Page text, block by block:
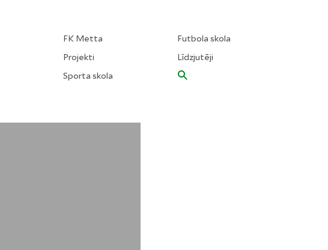
FK Metta
Projekti
Sporta skola
Futbola skola
Līdzjutēji